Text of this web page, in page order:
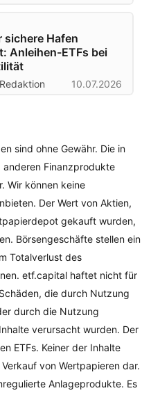
sichere Hafen
Anleihen-ETFs bei
10.07.2026
sind ohne Gewähr. Die in
anderen Finanzprodukte
Wir können keine
Der Wert von Aktien,
gekauft wurden,
Börsengeschäfte stellen ein
Totalverlust des
etf.capital haftet nicht für
die durch Nutzung
durch die Nutzung
verursacht wurden. Der
ETFs. Keiner der Inhalte
von Wertpapieren dar.
Anlageprodukte. Es